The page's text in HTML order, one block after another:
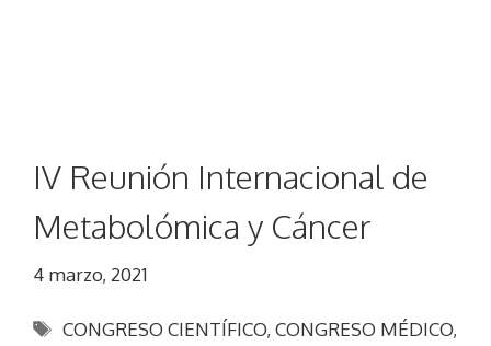
IV Reunión Internacional de
Metabolómica y Cáncer
4 marzo, 2021
Etiquetas
CONGRESO CIENTÍFICO,CONGRESO MÉDICO,